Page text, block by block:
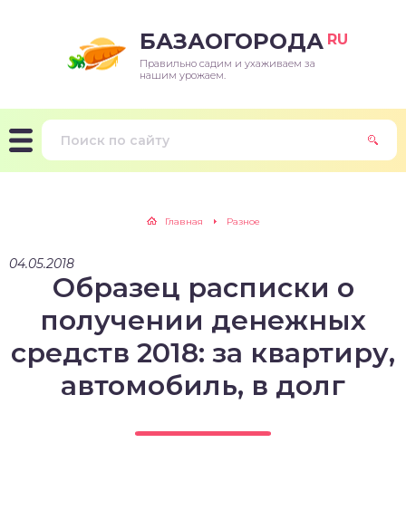
БАЗАОГОРОДА RU
Правильно садим и ухаживаем за
нашим урожаем.
Главная Разное
04.05.2018
Образец расписки о
получении денежных
средств 2018: за квартиру,
автомобиль, в долг